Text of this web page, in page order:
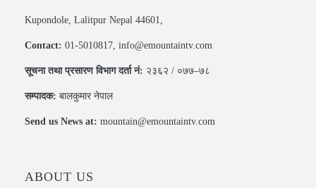
Kupondole, Lalitpur Nepal 44601,
Contact: 01-5010817, info@emountaintv.com
सूचना तथा प्रसारण विभाग दर्ता नं: २३६२ / ०७७–७८
सम्पादक: बालकुमार नेपाल
Send us News at: mountain@emountaintv.com
ABOUT US